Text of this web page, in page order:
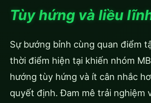
Tùy hứng và liều
Sự bướng bỉnh cùng quan điểm
thời điểm hiện tại khiến nhóm
hướng tùy hứng và ít cân nhắc
quyết định. Đam mê trải nghiệm